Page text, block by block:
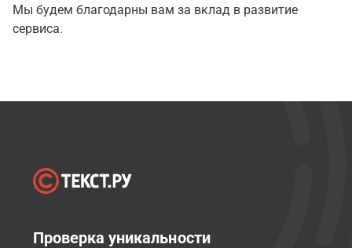
Мы будем благодарны вам за вклад в развитие
сервиса.
Проверка уникальности